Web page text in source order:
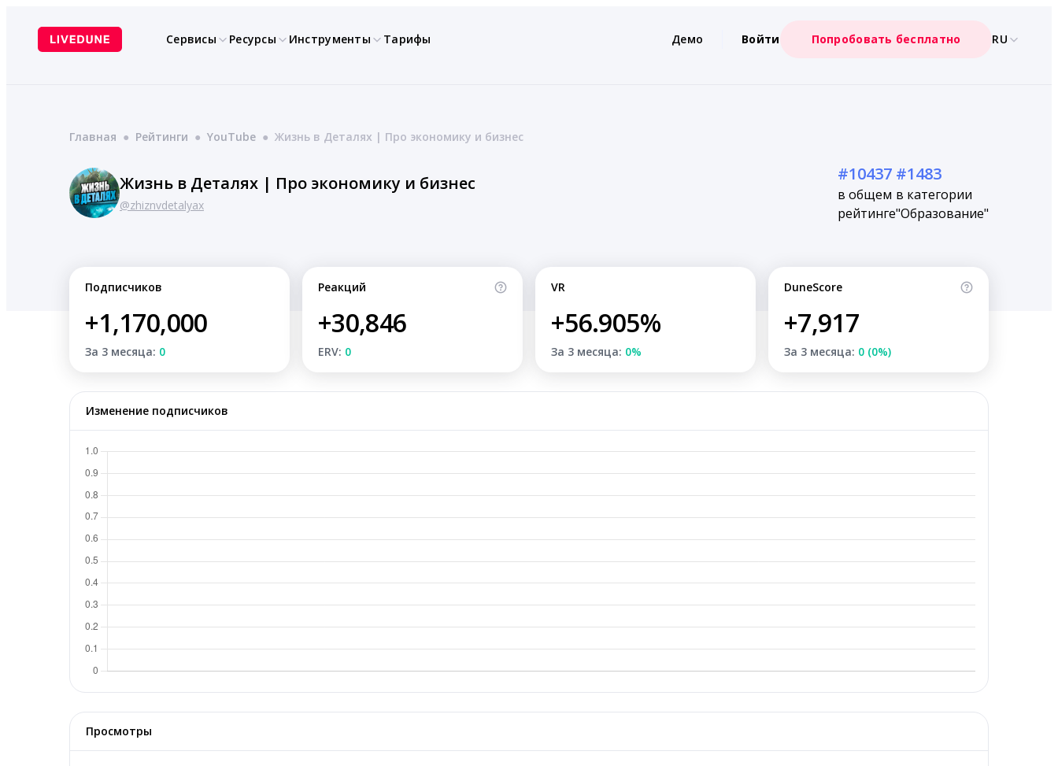
содержимому
Сервисы Ресурсы Инструменты Тарифы Демо Войти Попробовать бесплатно RU
Главная ● Рейтинги ● YouTube ● Жизнь в Деталях | Про экономику и бизнес
Жизнь в Деталях | Про экономику и бизнес
@zhiznvdetalyax
#10437
в общем
рейтинге
#1483
в категории
"Образование"
Подписчиков
+1,170,000
За 3 месяца: 0
Реакций
+30,846
ERV: 0
VR
+56.905%
За 3 месяца: 0%
DuneScore
+7,917
За 3 месяца: 0 (0%)
Изменение подписчиков
Просмотры